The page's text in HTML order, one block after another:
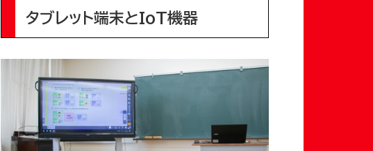
タブレット端末とIoT機器